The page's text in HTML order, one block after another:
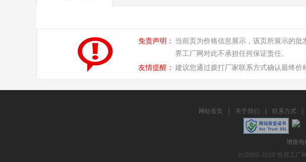
免责声明：
当前页为价格信息展示，该页所展示的
界工厂网对此不承担任何保证责任。
友情提醒： 建议您通过拨打厂家联系方式确认最终价
网站首页 关于我们 联系方式
增值电
(c)2008-2026 世界工厂